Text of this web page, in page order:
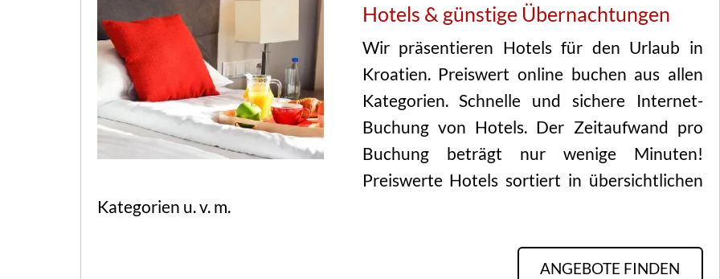
Hotels & günstige Übernachtungen
Wir präsentieren Hotels für den Urlaub in
Kroatien. Preiswert online buchen aus allen
Kategorien. Schnelle und sichere Internet-
Buchung von Hotels. Der Zeitaufwand pro
Buchung beträgt nur wenige Minuten!
Preiswerte Hotels sortiert in übersichtlichen
Kategorien u. v. m.
ANGEBOTE FINDEN